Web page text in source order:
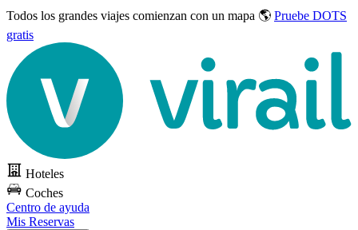
Todos los grandes viajes comienzan con un mapa 🌎 Pruebe DOTS
gratis
Hoteles
Coches
Centro de ayuda
Mis Reservas